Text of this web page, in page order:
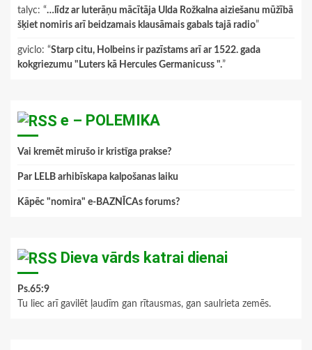
talyc: “…līdz ar luterāņu mācītāja Ulda Rožkalna aiziešanu mūžībā
šķiet nomiris arī beidzamais klausāmais gabals tajā radio”
gviclo: “Starp citu, Holbeins ir pazīstams arī ar 1522. gada
kokgriezumu "Luters kā Hercules Germanicuss ".”
e – POLEMIKA
Vai kremēt mirušo ir kristīga prakse?
Par LELB arhibīskapa kalpošanas laiku
Kāpēc "nomira" e-BAZNĪCAs forums?
Dieva vārds katrai dienai
Ps.65:9
Tu liec arī gavilēt ļaudīm gan rītausmas, gan saulrieta zemēs.